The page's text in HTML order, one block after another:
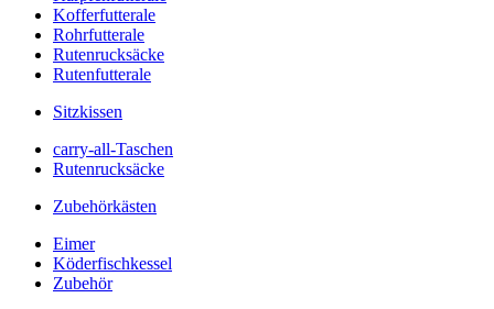
Kofferfutterale
Rohrfutterale
Rutenrucksäcke
Rutenfutterale
Sitzkissen
carry-all-Taschen
Rutenrucksäcke
Zubehörkästen
Eimer
Köderfischkessel
Zubehör